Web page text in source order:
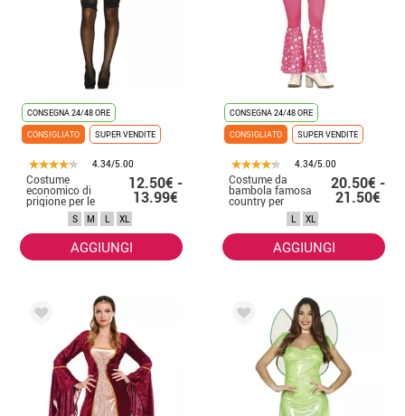
CONSEGNA 24/48 ORE
CONSIGLIATO
SUPER VENDITE
4.34/5.00
Costume
economico di
prigione per le
donne
12.50€ -
13.99€
S M L XL
AGGIUNGI
CONSEGNA 24/48 ORE
CONSIGLIATO
SUPER VENDITE
4.34/5.00
Costume da
bambola famosa
country per
20.50€ -
21.50€
L XL
AGGIUNGI